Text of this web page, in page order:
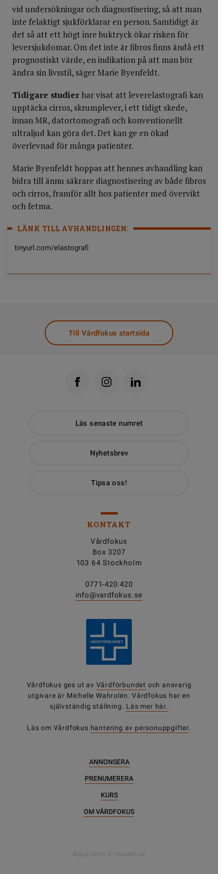
vid undersökningar och diagnostisering, så att man
inte felaktigt sjukförklarar en person. Samtidigt är
det så att ett högt inre buktryck ökar risken för
leversjukdomar. Om det inte är fibros finns ändå ett
prognostiskt värde, en indikation på att man bör
ändra sin livsstil, säger Marie Byenfeldt.
Tidigare studier har visat att leverelastografi kan
upptäcka cirros, skrumplever, i ett tidigt skede,
innan MR, datortomografi och konventionellt
ultraljud kan göra det. Det kan ge en ökad
överlevnad för många patienter.
Marie Byenfeldt hoppas att hennes avhandling kan
bidra till ännu säkrare diagnostisering av både fibros
och cirros, framför allt hos patienter med övervikt
och fetma.
LÄNK TILL AVHANDLINGEN:
tinyurl.com/elastografi
Till Vårdfokus startsida
Läs senaste numret
Nyhetsbrev
Tipsa oss!
KONTAKT
Vårdfokus
Box 3207
103 64 Stockholm
0771-420 420
info@vardfokus.se
Vårdfokus ges ut av Vårdförbundet och ansvarig
utgivare är Michelle Wahrolén. Vårdfokus har en
självständig ställning. Läs mer här.
Läs om Vårdfokus hantering av personuppgifter.
ANNONSERA
PRENUMERERA
KURS
OM VÅRDFOKUS
Byggd med av WonderFour